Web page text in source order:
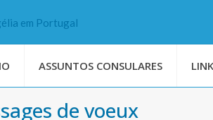
ASSUNTOS CONSULARES
de voeux